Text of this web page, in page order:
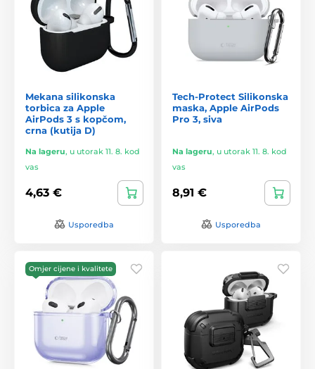
Mekana silikonska
torbica za Apple
AirPods 3 s kopčom,
crna (kutija D)
Na lageru, u utorak 11. 8. kod
vas
4,63 €
Usporedba
Tech-Protect Silikonska
maska, Apple AirPods
Pro 3, siva
Na lageru, u utorak 11. 8. kod
vas
8,91 €
Usporedba
Omjer cijene i kvalitete